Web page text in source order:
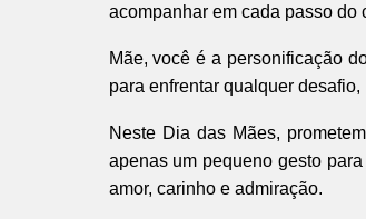
acompanhar em cada passo do
Mãe, você é a personificação
para enfrentar qualquer
Neste Dia das Mães,
apenas um pequeno gesto
amor, carinho e admiração.